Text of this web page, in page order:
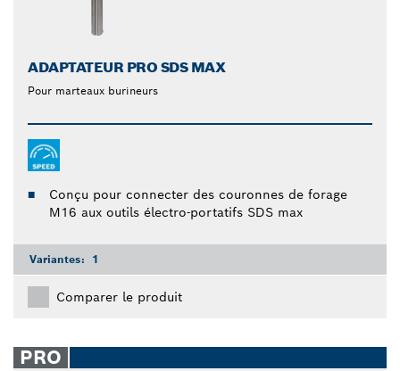
ADAPTATEUR PRO SDS MAX
Pour marteaux burineurs
Conçu pour connecter des couronnes de forage
M16 aux outils électro-portatifs SDS max
Variantes: 1
Comparer le produit
PRO